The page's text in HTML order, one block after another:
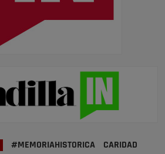
#MEMORIAHISTORICA CARIDAD